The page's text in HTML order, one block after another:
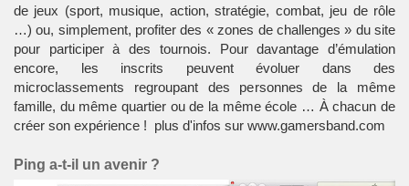
de jeux (sport, musique, action, stratégie, combat, jeu de rôle
…) ou, simplement, profiter des « zones de challenges » du site
pour participer à des tournois. Pour davantage d’émulation
encore, les inscrits peuvent évoluer dans des
microclassements regroupant des personnes de la même
famille, du même quartier ou de la même école … À chacun de
créer son expérience ! plus d'infos sur www.gamersband.com
Ping a-t-il un avenir ?